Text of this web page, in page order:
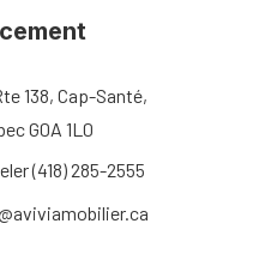
138, Cap-Santé,
G0A 1L0
(418) 285-2555